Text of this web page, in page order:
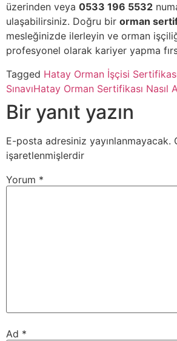
üzerinden veya 0533 196 5532
ulaşabilirsiniz. Doğru bir orman
mesleğinizde ilerleyin ve orman
profesyonel olarak kariyer yapma
Tagged Hatay Orman İşçisi
SınavıHatay Orman Sertifikası Nasıl
Bir yanıt yazın
E-posta adresiniz yayınlanmayacak.
işaretlenmişlerdir
Yorum *
Ad *